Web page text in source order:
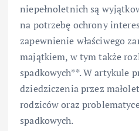
niepełnoletnich są
na potrzebę ochrony
zapewnienie właściwego
majątkiem, w tym także
spadkowych**. W artykule
dziedziczenia przez
rodziców oraz
spadkowych.